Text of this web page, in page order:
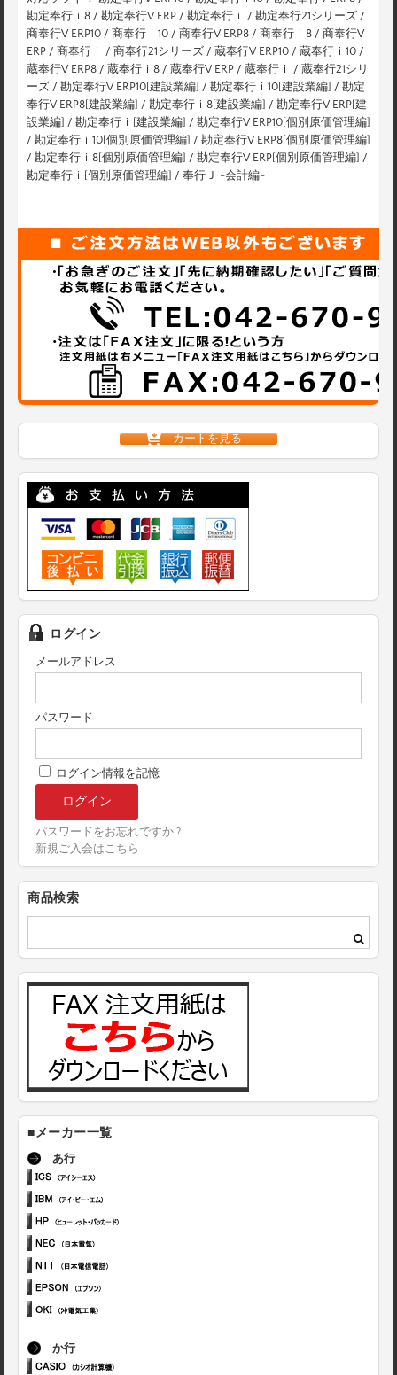
勘定奉行ｉ8 / 勘定奉行V ERP / 勘定奉行ｉ / 勘定奉行21シリーズ /
商奉行V ERP10 / 商奉行ｉ10 / 商奉行V ERP8 / 商奉行ｉ8 / 商奉行V
ERP / 商奉行ｉ / 商奉行21シリーズ / 蔵奉行V ERP10 / 蔵奉行ｉ10 /
蔵奉行V ERP8 / 蔵奉行ｉ8 / 蔵奉行V ERP / 蔵奉行ｉ / 蔵奉行21シリ
ーズ / 勘定奉行V ERP10[建設業編] / 勘定奉行ｉ10[建設業編] / 勘定
奉行V ERP8[建設業編] / 勘定奉行ｉ8[建設業編] / 勘定奉行V ERP[建
設業編] / 勘定奉行ｉ[建設業編] / 勘定奉行V ERP10[個別原価管理編]
/ 勘定奉行ｉ10[個別原価管理編] / 勘定奉行V ERP8[個別原価管理編]
/ 勘定奉行ｉ8[個別原価管理編] / 勘定奉行V ERP[個別原価管理編] /
勘定奉行ｉ[個別原価管理編] / 奉行Ｊ -会計編-
カートを見る
ログイン
メールアドレス
パスワード
ログイン情報を記憶
パスワードをお忘れですか ?
新規ご入会はこちら
商品検索
■メーカー一覧
あ行
か行